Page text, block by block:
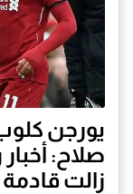
يورجن
صلاح:
زالت قادمة